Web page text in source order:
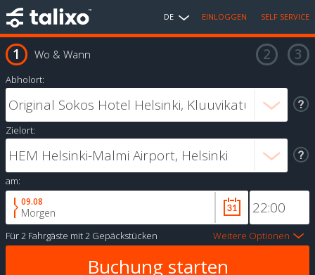
DE EINLOGGEN SELF SERVICE
Wo & Wann
Abholort:
Zielort:
am:
09.08
Morgen
Für2 Fahrgäste mit2 Gepäckstücken Weitere Optionen